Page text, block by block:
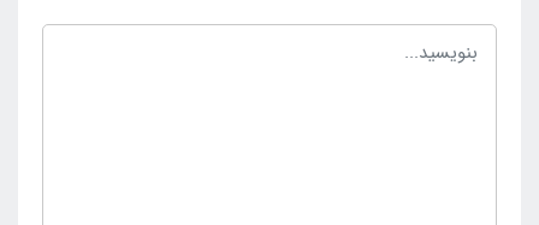
عزیزان قرار خواهد گرفت که وسیله ای ضروری برای